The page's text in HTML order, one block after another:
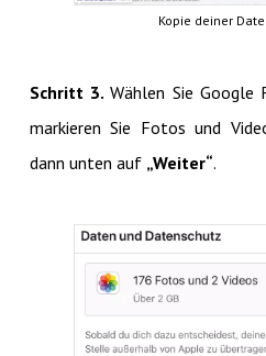
Kopie deiner
Schritt 3.Wählen Sie Google
markieren Sie Fotos und
dann unten auf „Weiter“.